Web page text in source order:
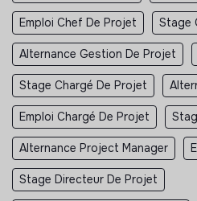
Emploi Chef De Projet Stage
Alternance Gestion De Projet
Stage Chargé De Projet
Emploi Chargé De Projet
Alternance Project Manager
Stage Directeur De Projet